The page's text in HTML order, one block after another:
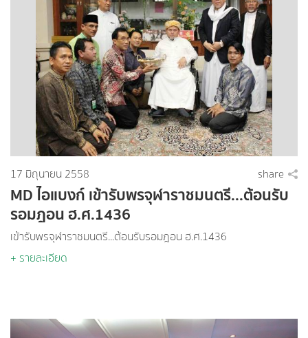
17 มิถุนายน 2558 share
MD ไอแบงก์ เข้ารับพรจุฬาราชมนตรี...ต้อนรับ
รอมฎอน ฮ.ศ.1436
เข้ารับพรจุฬาราชมนตรี...ต้อนรับรอมฎอน ฮ.ศ.1436
+ รายละเอียด